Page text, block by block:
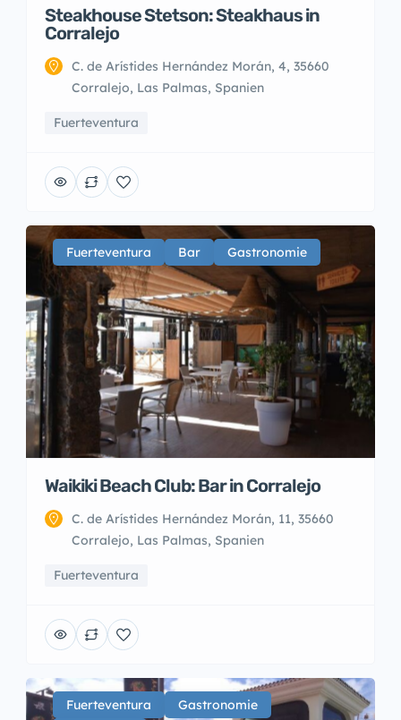
Steakhouse Stetson: Steakhaus in
Corralejo
C. de Arístides Hernández Morán, 4, 35660
Corralejo, Las Palmas, Spanien
Fuerteventura
Fuerteventura Bar Gastronomie
Waikiki Beach Club: Bar in Corralejo
C. de Arístides Hernández Morán, 11, 35660
Corralejo, Las Palmas, Spanien
Fuerteventura
Fuerteventura
Gastronomie